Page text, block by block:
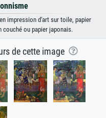
impression d'art sur toile, papier
ou papier japonais.
de cette image